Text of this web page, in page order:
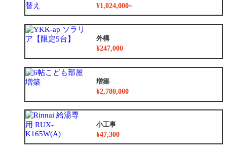
¥1,024,000~
外構
¥247,000
増築
¥2,780,000
小工事
¥47,300